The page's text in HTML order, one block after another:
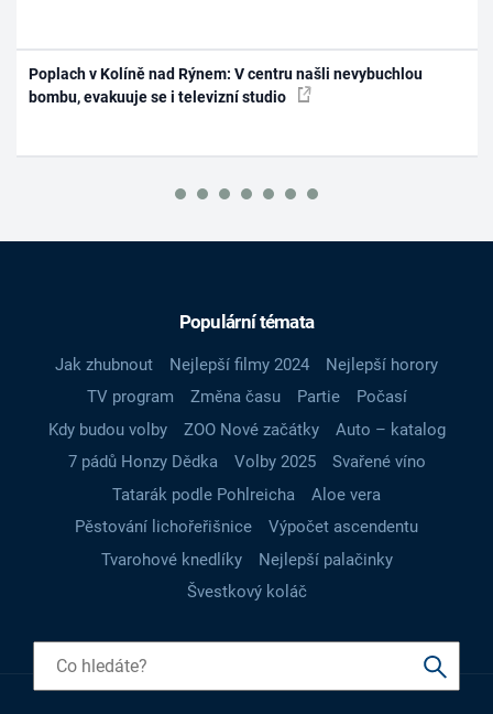
Poplach v Kolíně nad Rýnem: V centru našli nevybuchlou
bombu, evakuuje se i televizní studio
Populární témata
Jak zhubnout Nejlepší filmy 2024
Nejlepší horory
TV program
Změna času Partie
Počasí
Kdy budou volby
ZOO Nové začátky
Auto – katalog
7 pádů Honzy Dědka
Volby 2025
Svařené víno
Tatarák podle Pohlreicha
Aloe vera
Pěstování lichořeřišnice
Výpočet ascendentu
Tvarohové knedlíky
Nejlepší palačinky
Švestkový koláč